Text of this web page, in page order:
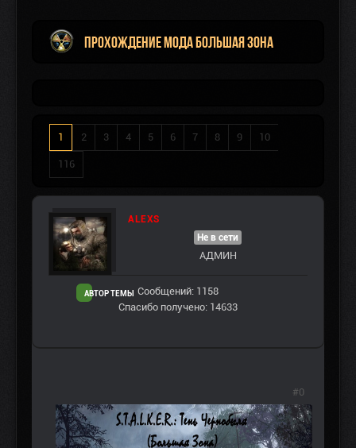
Прохождение мода Большая Зона
1 2 3 4 5 6 7 8 9 10
116
ALEXS
АВТОР ТЕМЫ
Не в сети
АДМИН
Сообщений: 1158
Спасибо получено: 14633
#0